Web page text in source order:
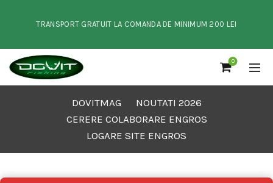
TRANSPORT GRATUIT LA COMANDA DE MINIMUM 200 LEI
0
DOVITMAG
NOUTATI 2026
CERERE COLABORARE ENGROS
LOGARE SITE ENGROS